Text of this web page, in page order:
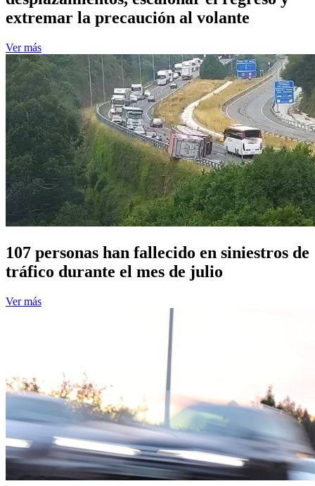
extremar la precaución al volante
Ver más
107 personas han fallecido en siniestros de
tráfico durante el mes de julio
Ver más